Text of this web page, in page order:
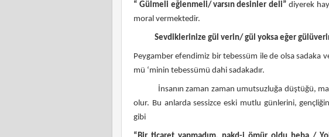
“ Gülmeli eğlenmeli/ varsın desinler deli” diyerek
moral vermektedir.
Sevdiklerinize gül verin/ gül yoksa eğer
Peygamber efendimiz bir tebessüm ile de olsa sadaka
mü ‘minin tebessümü dahi sadakadır.
İnsanın zaman zaman umutsuzluğa düştüğü,
olur. Bu anlarda sessizce eski mutlu günlerini,
gibi